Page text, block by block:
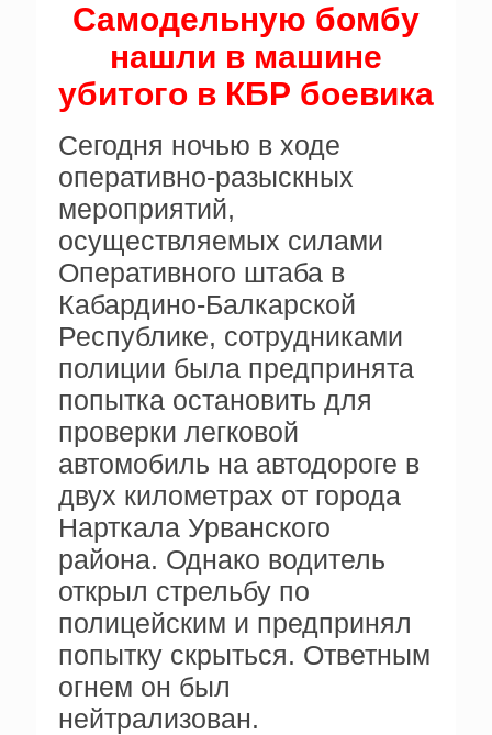
Самодельную бомбу
нашли в машине
убитого в КБР боевика
Сегодня ночью в ходе
оперативно-разыскных
мероприятий,
осуществляемых силами
Оперативного штаба в
Кабардино-Балкарской
Республике, сотрудниками
полиции была предпринята
попытка остановить для
проверки легковой
автомобиль на автодороге в
двух километрах от города
Нарткала Урванского
района. Однако водитель
открыл стрельбу по
полицейским и предпринял
попытку скрыться. Ответным
огнем он был
нейтрализован.